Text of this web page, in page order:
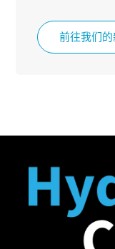
前往我们